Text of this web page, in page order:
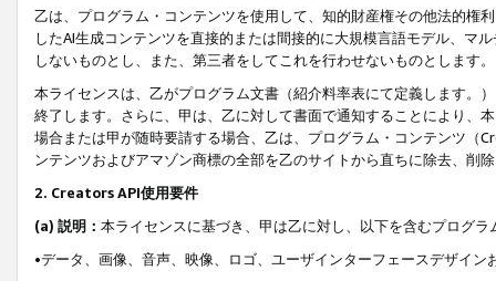
乙は、プログラム・コンテンツを使用して、知的財産権その他法的権
したAI生成コンテンツを直接的または間接的に大規模言語モデル、マ
しないものとし、また、第三者をしてこれを行わせないものとします。
本ライセンスは、乙がプログラム文書（紹介料率表にて定義します。
終了します。さらに、甲は、乙に対して書面で通知することにより、
場合または甲が随時要請する場合、乙は、プログラム・コンテンツ（
ンテンツおよびアマゾン商標の全部を乙のサイトから直ちに除去、削
2. Creators API使用要件
(a) 説明： 本ライセンスに基づき、甲は乙に対し、以下を含むプログ
•データ、画像、音声、映像、ロゴ、ユーザインターフェースデザイ